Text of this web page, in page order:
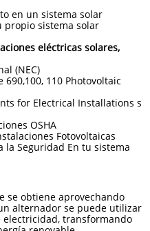
en un sistema solar
propio sistema solar
eléctricas solares,
(NEC)
110 Photovoltaic
for Electrical Installations s
OSHA
Fotovoltaicas
la Seguridad En tu sistema
se obtiene aprovechando
alternador se puede utilizar
electricidad, transformando